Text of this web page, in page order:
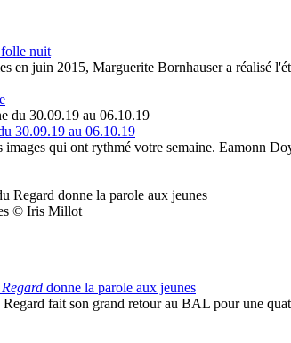
folle nuit
en juin 2015, Marguerite Bornhauser a réalisé
30.09.19 au 06.10.19
images qui ont rythmé votre semaine. Eamonn
© Iris Millot
donne la parole aux jeunes
fait son grand retour au BAL pour une